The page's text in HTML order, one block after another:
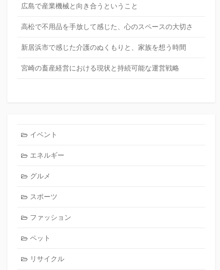
広島で産業機械と向き合うということ
高松で不用品を手放して感じた、心のスペースの大切さ
新居浜市で感じた介護のぬくもりと、家族を想う時間
宮崎の畜産経営における現状と持続可能な運営戦略
イベント
エネルギー
グルメ
スポーツ
ファッション
ペット
リサイクル